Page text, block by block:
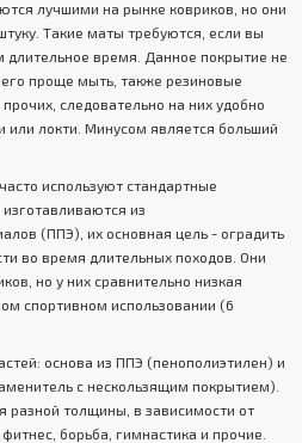
лучшими на рынке ковриков, но они
Такие маты требуются, если вы
длительное время. Данное покрытие не
его проще мыть, также резиновые
следовательно на них удобно
или локти. Минусом является больший
используют стандартные
из
(ППЭ), их основная цель - оградить
во время длительных походов. Они
но у них сравнительно низкая
спортивном использовании (6
основа из ППЭ (пенополиэтилен) и
с нескользящим покрытием).
разной толщины, в зависимости от
борьба, гимнастика и прочие.